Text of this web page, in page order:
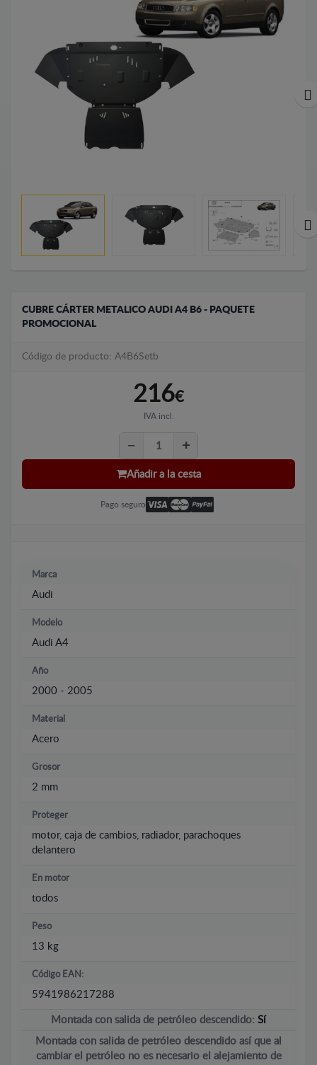
CUBRE CÁRTER METALICO AUDI A4 B6 - PAQUETE
PROMOCIONAL
Código de producto: A4B6Setb
216€
IVA incl.
Añadir a la cesta
Pago seguro
Marca
Audi
Modelo
Audi A4
Año
2000 - 2005
Material
Acero
Grosor
2 mm
Proteger
motor, caja de cambios, radiador, parachoques
delantero
En motor
todos
Peso
13 kg
Código EAN:
5941986217288
Montada con salida de petróleo descendido: Sí
Montada con salida de petróleo descendido así que al
cambiar el petróleo no es necesario el alejamiento de